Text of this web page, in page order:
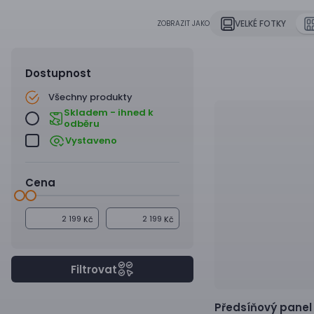
ZOBRAZIT JAKO VELKÉ FOTKY
Dostupnost
Všechny produkty
Skladem - ihned k
odběru
Vystaveno
Cena
Kč Kč
Filtrovat
Předsíňový panel